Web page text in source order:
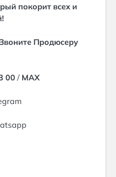
покорит всех и
Продюсеру
00 / MAX